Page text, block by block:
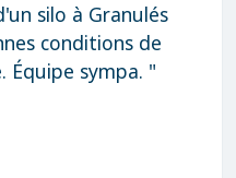
silo à Granulés
conditions de
Équipe sympa. "